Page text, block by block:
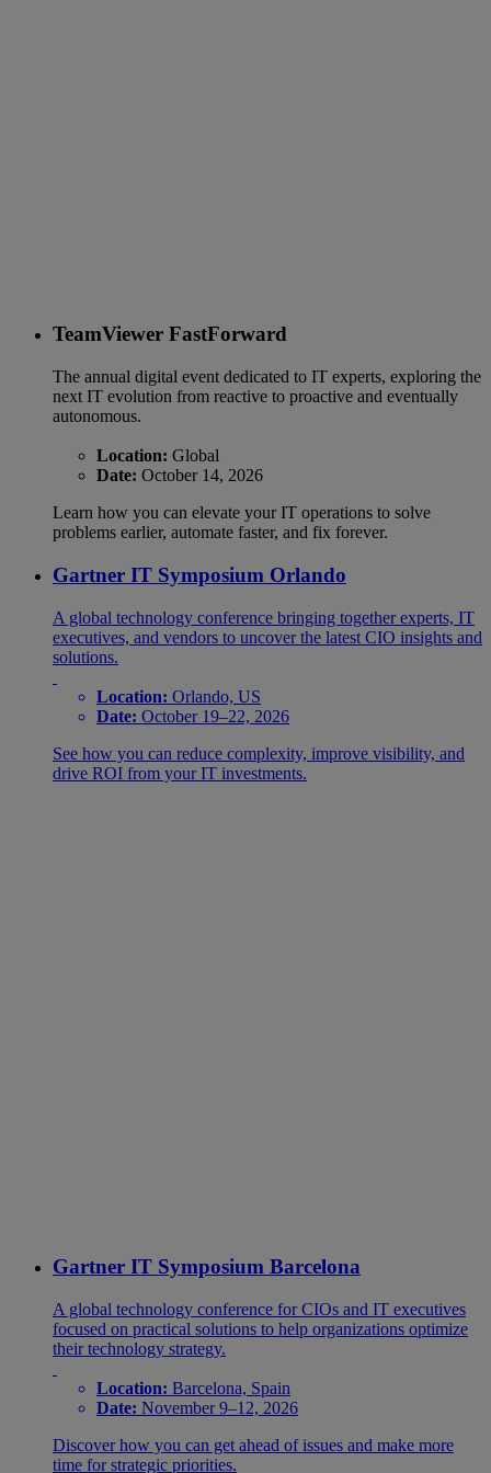
TeamViewer FastForward
The annual digital event dedicated to IT experts, exploring the
next IT evolution from reactive to proactive and eventually
autonomous.
Location: Global
Date: October 14, 2026
Learn how you can elevate your IT operations to solve
problems earlier, automate faster, and fix forever.
Gartner IT Symposium Orlando
A global technology conference bringing together experts, IT
executives, and vendors to uncover the latest CIO insights and
solutions.
Location: Orlando, US
Date: October 19–22, 2026
See how you can reduce complexity, improve visibility, and
drive ROI from your IT investments.
Gartner IT Symposium Barcelona
A global technology conference for CIOs and IT executives
focused on practical solutions to help organizations optimize
their technology strategy.
Location: Barcelona, Spain
Date: November 9–12, 2026
Discover how you can get ahead of issues and make more
time for strategic priorities.